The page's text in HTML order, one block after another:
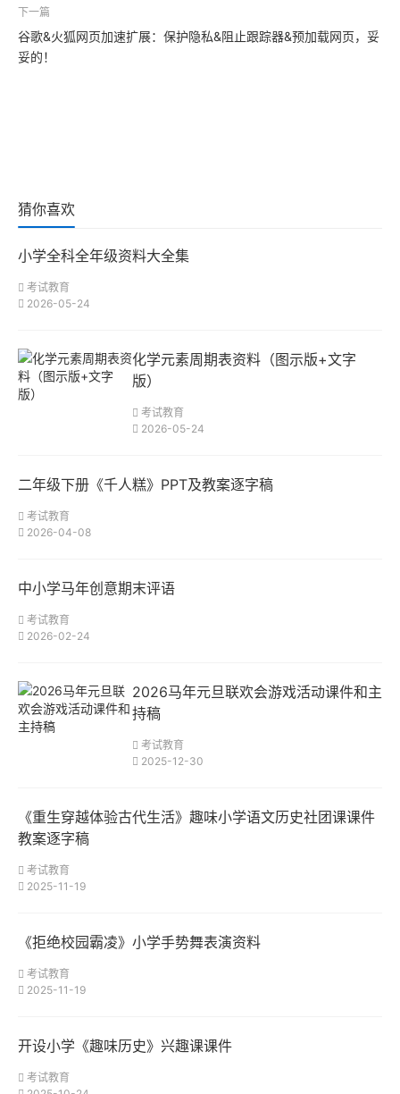
下一篇
谷歌&火狐网页加速扩展：保护隐私&阻止跟踪器&预加载网页，妥
妥的！
猜你喜欢
小学全科全年级资料大全集
考试教育
2026-05-24
化学元素周期表资料（图示版+文字
版）
考试教育
2026-05-24
二年级下册《千人糕》PPT及教案逐字稿
考试教育
2026-04-08
中小学马年创意期末评语
考试教育
2026-02-24
2026马年元旦联欢会游戏活动课件和主
持稿
考试教育
2025-12-30
《重生穿越体验古代生活》趣味小学语文历史社团课课件
教案逐字稿
考试教育
2025-11-19
《拒绝校园霸凌》小学手势舞表演资料
考试教育
2025-11-19
开设小学《趣味历史》兴趣课课件
考试教育